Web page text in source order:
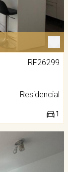
RF26299
Residencial
1